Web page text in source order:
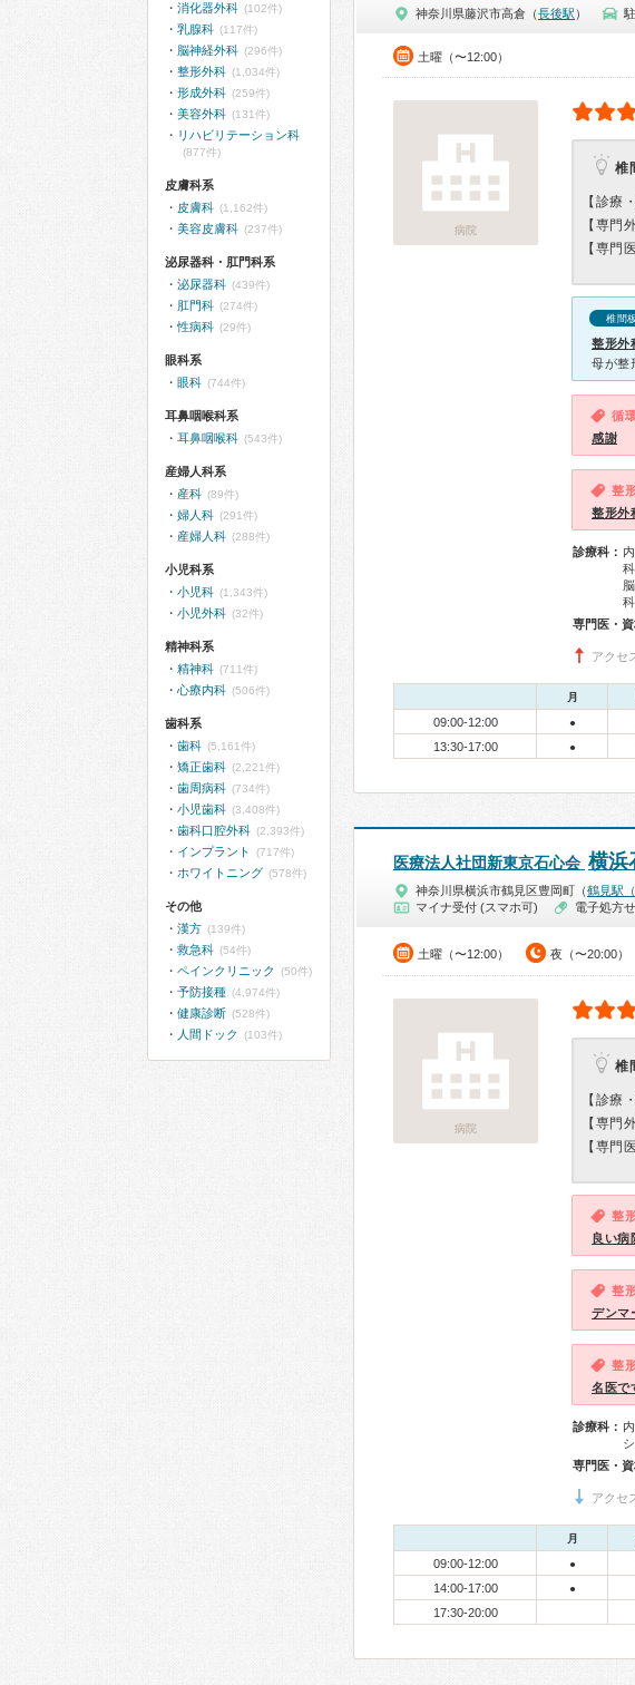
神奈川県藤沢市高倉（長後駅 ）
土曜（〜12:00）
病院
椎
【診療
【専門
【専門
椎間
整形外
循
感謝
整
整形外
診療科：
専門医・資
アクセ
月
09:00-12:00 ●
13:30-17:00 ●
医療法人社団新東京石心会 横浜
神奈川県横浜市鶴見区豊岡町（鶴見駅
マイナ受付 (スマホ可)
電子処方
土曜（〜12:00） 夜（〜20:00）
病院
椎
【診療
【専門
【専門
整
良い病
整
デンマ
整
名医で
診療科：
専門医・資
アクセ
月
09:00-12:00 ●
14:00-17:00 ●
17:30-20:00
消化器外科 (102件)
乳腺科 (117件)
脳神経外科 (296件)
整形外科 (1,034件)
形成外科 (259件)
美容外科 (131件)
リハビリテーション科
(877件)
皮膚科系
皮膚科 (1,162件)
美容皮膚科 (237件)
泌尿器科・肛門科系
泌尿器科 (439件)
肛門科 (274件)
性病科 (29件)
眼科系
眼科 (744件)
耳鼻咽喉科系
耳鼻咽喉科 (543件)
産婦人科系
産科 (89件)
婦人科 (291件)
産婦人科 (288件)
小児科系
小児科 (1,343件)
小児外科 (32件)
精神科系
精神科 (711件)
心療内科 (506件)
歯科系
歯科 (5,161件)
矯正歯科 (2,221件)
歯周病科 (734件)
小児歯科 (3,408件)
歯科口腔外科 (2,393件)
インプラント (717件)
ホワイトニング (578件)
その他
漢方 (139件)
救急科 (54件)
ペインクリニック (50件)
予防接種 (4,974件)
健康診断 (528件)
人間ドック (103件)